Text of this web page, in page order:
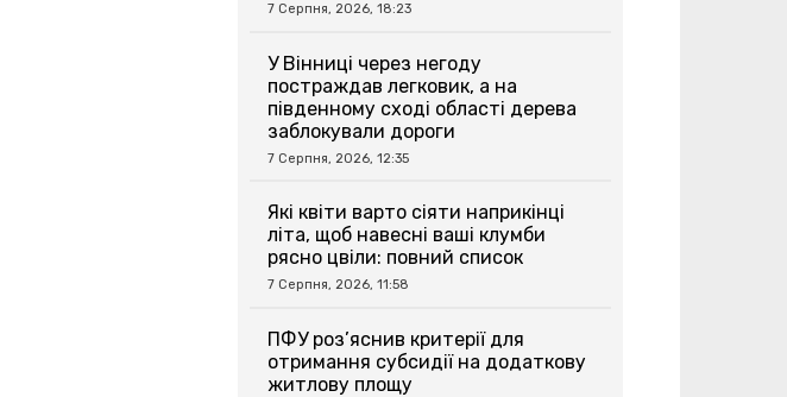
7 Серпня, 2026, 18:23
У Вінниці через негоду
постраждав легковик, а на
південному сході області дерева
заблокували дороги
7 Серпня, 2026, 12:35
Які квіти варто сіяти наприкінці
літа, щоб навесні ваші клумби
рясно цвіли: повний список
7 Серпня, 2026, 11:58
ПФУ роз’яснив критерії для
отримання субсидії на додаткову
житлову площу